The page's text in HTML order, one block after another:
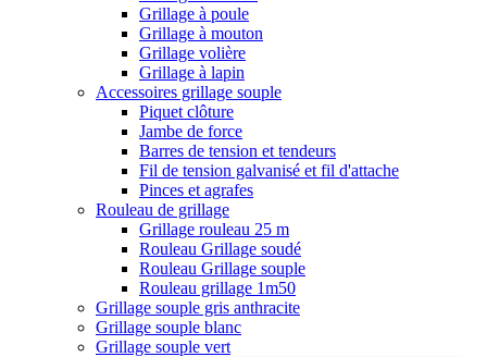
Grillage à poule
Grillage à mouton
Grillage volière
Grillage à lapin
Accessoires grillage souple
Piquet clôture
Jambe de force
Barres de tension et tendeurs
Fil de tension galvanisé et fil d'attache
Pinces et agrafes
Rouleau de grillage
Grillage rouleau 25 m
Rouleau Grillage soudé
Rouleau Grillage souple
Rouleau grillage 1m50
Grillage souple gris anthracite
Grillage souple blanc
Grillage souple vert